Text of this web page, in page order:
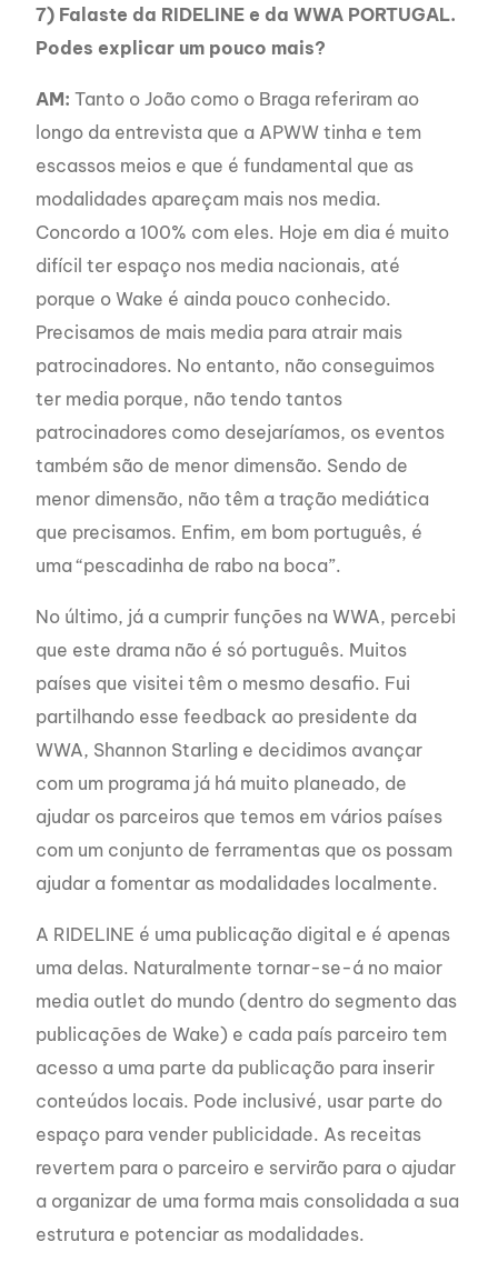
7) Falaste da RIDELINE e da WWA PORTUGAL.
Podes explicar um pouco mais?
AM: Tanto o João como o Braga referiram ao
longo da entrevista que a APWW tinha e tem
escassos meios e que é fundamental que as
modalidades apareçam mais nos media.
Concordo a 100% com eles. Hoje em dia é muito
difícil ter espaço nos media nacionais, até
porque o Wake é ainda pouco conhecido.
Precisamos de mais media para atrair mais
patrocinadores. No entanto, não conseguimos
ter media porque, não tendo tantos
patrocinadores como desejaríamos, os eventos
também são de menor dimensão. Sendo de
menor dimensão, não têm a tração mediática
que precisamos. Enfim, em bom português, é
uma “pescadinha de rabo na boca”.
No último, já a cumprir funções na WWA, percebi
que este drama não é só português. Muitos
países que visitei têm o mesmo desafio. Fui
partilhando esse feedback ao presidente da
WWA, Shannon Starling e decidimos avançar
com um programa já há muito planeado, de
ajudar os parceiros que temos em vários países
com um conjunto de ferramentas que os possam
ajudar a fomentar as modalidades localmente.
A RIDELINE é uma publicação digital e é apenas
uma delas. Naturalmente tornar-se-á no maior
media outlet do mundo (dentro do segmento das
publicações de Wake) e cada país parceiro tem
acesso a uma parte da publicação para inserir
conteúdos locais. Pode inclusivé, usar parte do
espaço para vender publicidade. As receitas
revertem para o parceiro e servirão para o ajudar
a organizar de uma forma mais consolidada a sua
estrutura e potenciar as modalidades.